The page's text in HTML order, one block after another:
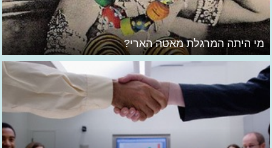
מי היתה המרגלת מאטה הארי?